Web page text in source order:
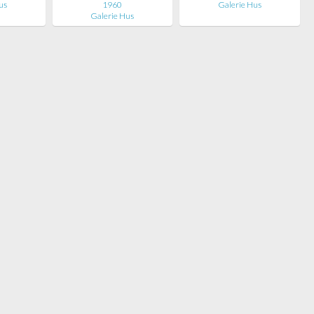
1960
Galerie Hus
Galerie Hus